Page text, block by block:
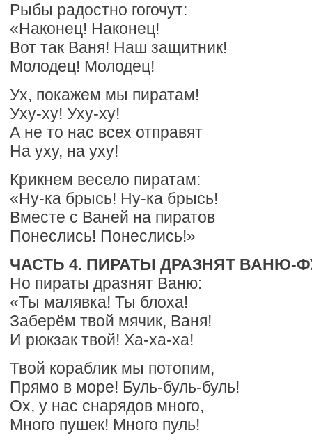
Рыбы радостно гогочут:
«Наконец! Наконец!
Вот так Ваня! Наш защитник!
Молодец! Молодец!
Ух, покажем мы пиратам!
Уху-ху! Уху-ху!
А не то нас всех отправят
На уху, на уху!
Крикнем весело пиратам:
«Ну-ка брысь! Ну-ка брысь!
Вместе с Ваней на пиратов
Понеслись! Понеслись!»
ЧАСТЬ 4. ПИРАТЫ ДРАЗНЯТ ВАНЮ-
Но пираты дразнят Ваню:
«Ты малявка! Ты блоха!
Заберём твой мячик, Ваня!
И рюкзак твой! Ха-ха-ха!
Твой кораблик мы потопим,
Прямо в море! Буль-буль-буль!
Ох, у нас снарядов много,
Много пушек! Много пуль!